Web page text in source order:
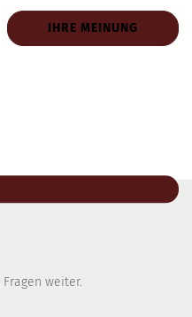
IHRE MEINUNG
weiter.